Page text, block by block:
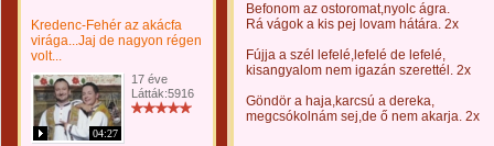
Kredenc-Fehér az akácfa
virága...Jaj de nagyon régen
volt...
04:27
17 éve
Látták:5916
Befonom az ostoromat,nyolc ágra.
Rá vágok a kis pej lovam hátára. 2x
Fújja a szél lefelé,lefelé de lefelé,
kisangyalom nem igazán szerettél. 2x
Göndör a haja,karcsú a dereka,
megcsókolnám sej,de ő nem akarja. 2x